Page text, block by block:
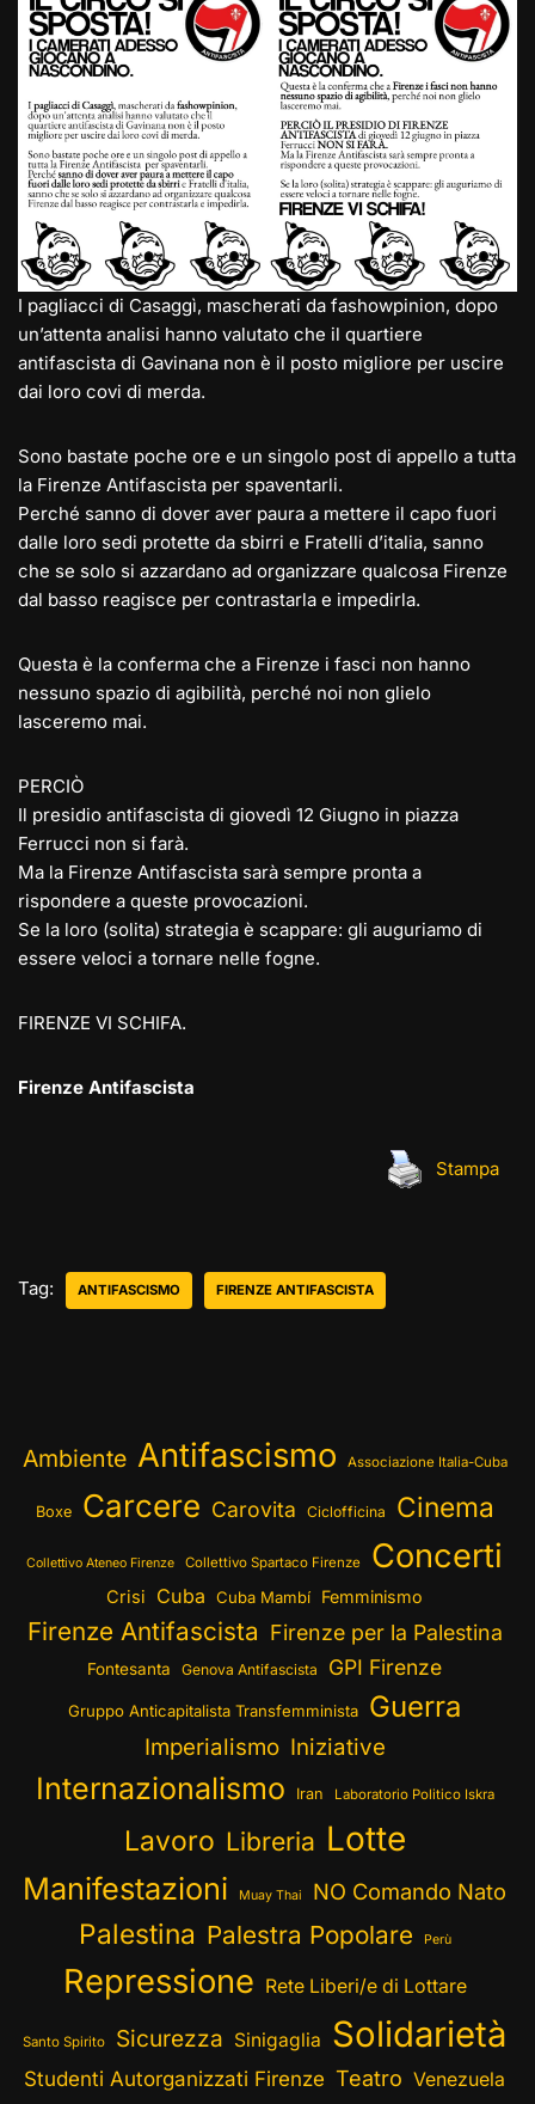
a
m
d
n
A
p
b
o
o
k
Li
n
k
vi
di
I pagliacci di Casaggì, mascherati da fashowpinion, dopo
un’attenta analisi hanno valutato che il quartiere
antifascista di Gavinana non è il posto migliore per uscire
dai loro covi di merda.
Sono bastate poche ore e un singolo post di appello a tutta
la Firenze Antifascista per spaventarli.
Perché sanno di dover aver paura a mettere il capo fuori
dalle loro sedi protette da sbirri e Fratelli d’italia, sanno
che se solo si azzardano ad organizzare qualcosa Firenze
dal basso reagisce per contrastarla e impedirla.
Questa è la conferma che a Firenze i fasci non hanno
nessuno spazio di agibilità, perché noi non glielo
lasceremo mai.
PERCIÒ
Il presidio antifascista di giovedì 12 Giugno in piazza
Ferrucci non si farà.
Ma la Firenze Antifascista sarà sempre pronta a
rispondere a queste provocazioni.
Se la loro (solita) strategia è scappare: gli auguriamo di
essere veloci a tornare nelle fogne.
FIRENZE VI SCHIFA.
Firenze Antifascista
Stampa
Tag: ANTIFASCISMO FIRENZE ANTIFASCISTA
Ambiente Antifascismo Associazione Italia-Cuba
Boxe Carcere Carovita Ciclofficina Cinema
Collettivo Ateneo Firenze Collettivo Spartaco Firenze Concerti
Crisi Cuba Cuba Mambí Femminismo
Firenze Antifascista Firenze per la Palestina
Fontesanta Genova Antifascista GPI Firenze
Gruppo Anticapitalista Transfemminista Guerra
Imperialismo Iniziative
Internazionalismo Iran Laboratorio Politico Iskra
Lavoro Libreria Lotte
Manifestazioni Muay Thai NO Comando Nato
Palestina Palestra Popolare Perù
Repressione Rete Liberi/e di Lottare
Santo Spirito Sicurezza Sinigaglia Solidarietà
Studenti Autorganizzati Firenze Teatro Venezuela